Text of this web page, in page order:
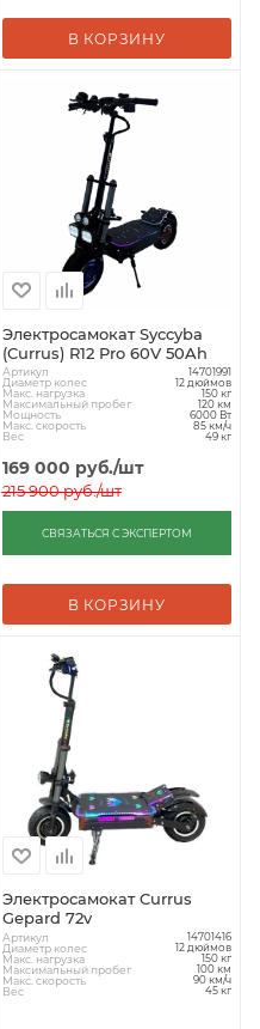
В КОРЗИНУ
Электросамокат Syccyba
(Currus) R12 Pro 60V 50Ah
Артикул 14701991
Диаметр колес 12 дюймов
Макс. нагрузка 150 кг
Максимальный пробег 120 км
Мощность 6000 Вт
Макс. скорость 85 км/ч
Вес 49 кг
169 000 руб./шт
215 900руб./шт
СВЯЗАТЬСЯ С ЭКСПЕРТОМ
В КОРЗИНУ
Электросамокат Currus
Gepard 72v
Артикул 14701416
Диаметр колес 12 дюймов
Макс. нагрузка 150 кг
Максимальный пробег 100 км
Макс. скорость 90 км/ч
Вес 45 кг